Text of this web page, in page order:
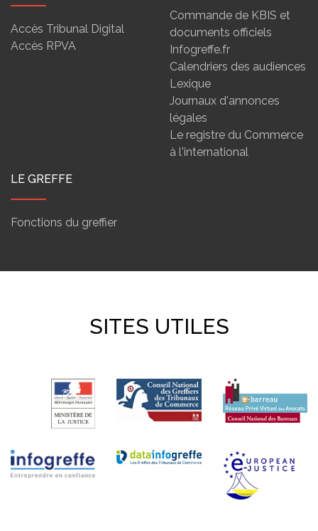
Accès Tribunal Digital
Accès RPVA
Commande de KBIS et
documents officiels
Infogreffe.fr
Calendriers des audiences
Lexique
Journaux d'annonces
légales
Le registre du Commerce
à l'international
LE GREFFE
Fonctions du greffier
SITES UTILES